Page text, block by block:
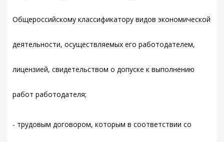
Общероссийскому классификатору видов экономической
деятельности, осуществляемых его работодателем,
лицензией, свидетельством о допуске к выполнению
работ работодателя;
- трудовым договором, которым в соответствии со